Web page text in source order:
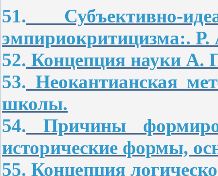
51. Субъективно-
эмпириокритицизма:.
52. Концепция науки А.
53. Неокантианская
школы.
54. Причины
исторические формы,
55. Концепция